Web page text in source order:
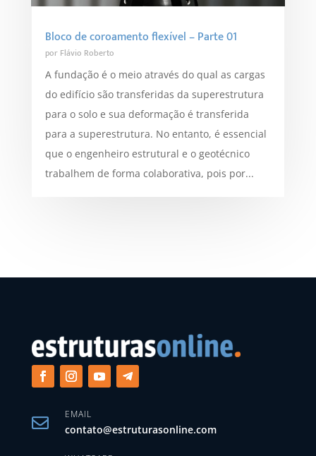
Bloco de coroamento flexível – Parte 01
por Flávio Roberto
A fundação é o meio através do qual as cargas
do edifício são transferidas da superestrutura
para o solo e sua deformação é transferida
para a superestrutura. No entanto, é essencial
que o engenheiro estrutural e o geotécnico
trabalhem de forma colaborativa, pois por...

EMAIL
contato@estruturasonline.com